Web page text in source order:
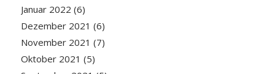
Januar 2022 (6)
Dezember 2021 (6)
November 2021 (7)
Oktober 2021 (5)